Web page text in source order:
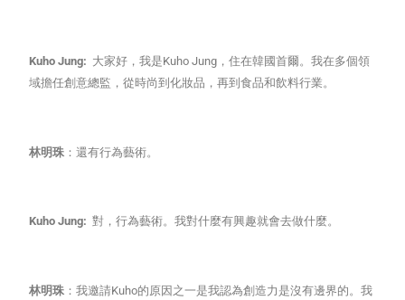
Kuho Jung: 大家好，我是Kuho Jung，住在韓國首爾。我在多個領
域擔任創意總監，從時尚到化妝品，再到食品和飲料行業。
林明珠 ：還有行為藝術。
Kuho Jung: 對，行為藝術。我對什麼有興趣就會去做什麼。
林明珠 ：我邀請Kuho的原因之一是我認為創造力是沒有邊界的。我